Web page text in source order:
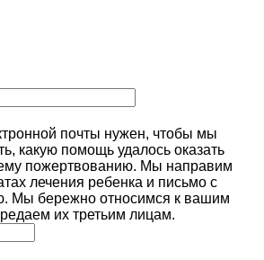
почты нужен, чтобы мы
какую помощь удалось оказать
пожертвованию. Мы направим
лечения ребенка и письмо с
Мы бережно относимся к вашим
их третьим лицам.